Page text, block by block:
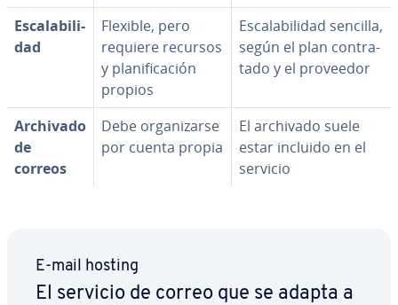
Es­ca­la­bi­li­
dad
Flexible, pero
requiere recursos
y pla­ni­fi­ca­ción
propios
Es­ca­la­bi­li­dad sencilla,
según el plan co­n­tra­
ta­do y el proveedor
Archivado
de
correos
Debe or­ga­ni­zar­se
por cuenta propia
El archivado suele
estar incluido en el
servicio
E-mail hosting
El servicio de correo que se adapta a